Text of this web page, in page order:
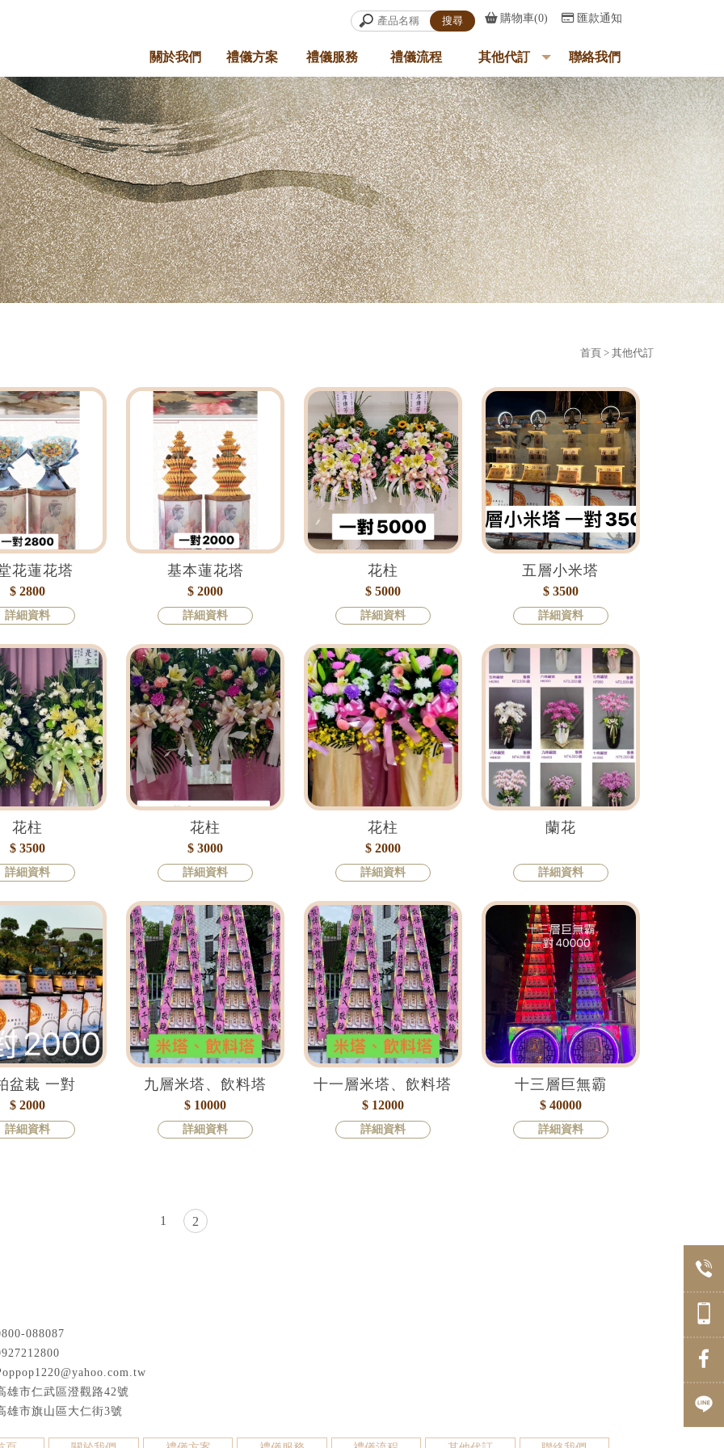
購物車(0) 匯款通知
關於我們
ABOUT
禮儀方案
PLAN
禮儀服務
SERVICE
禮儀流程
PROCESS
其他代訂
PRODUCT
聯絡我們
CONTACT
首頁> 其他代訂
花蓮花塔
$ 2800
詳細資料
基本蓮花塔
$ 2000
詳細資料
花柱
$ 5000
詳細資料
五層小米塔
$ 3500
詳細資料
花柱
$ 3500
詳細資料
花柱
$ 3000
詳細資料
花柱
$ 2000
詳細資料
蘭花
詳細資料
盆栽 一對
$ 2000
詳細資料
九層米塔、飲料塔
$ 10000
詳細資料
十一層米塔、飲料塔
$ 12000
詳細資料
十三層巨無霸
$ 40000
詳細資料
1 2
088087
雄市仁武區澄觀路42號
雄市旗山區大仁街3號